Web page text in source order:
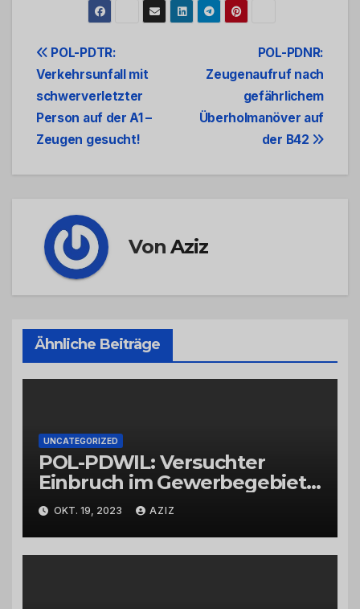
Beitrags-
Navigation
POL-PDNR:
Zeugenaufruf nach
gefährlichem
Überholmanöver auf
der B42
POL-PDTR:
Verkehrsunfall mit
schwerverletzter
Person auf der A1 –
Zeugen gesucht!
VonAziz
Ähnliche Beiträge
UNCATEGORIZED
POL-PDWIL: Versuchter
Einbruch im Gewerbegebiet
Wittlich
OKT. 19, 2023 AZIZ